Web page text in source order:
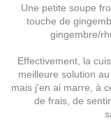
Une petite soupe
touche de
gingembre/
Effectivement, la
meilleure solution
mais j'en ai marre, à
de frais, de